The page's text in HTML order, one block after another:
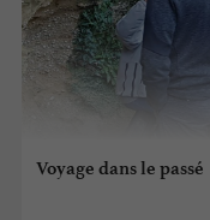
Voyage dans le passé